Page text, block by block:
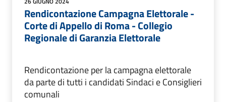
Rendicontazione Campagna Elettorale -
Corte di Appello di Roma - Collegio
Regionale di Garanzia Elettorale
Rendicontazione per la campagna elettorale
da parte di tutti i candidati Sindaci e Consiglieri
comunali